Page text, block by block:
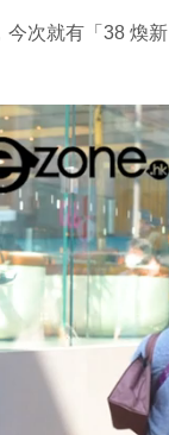
今次就有「38 煥新